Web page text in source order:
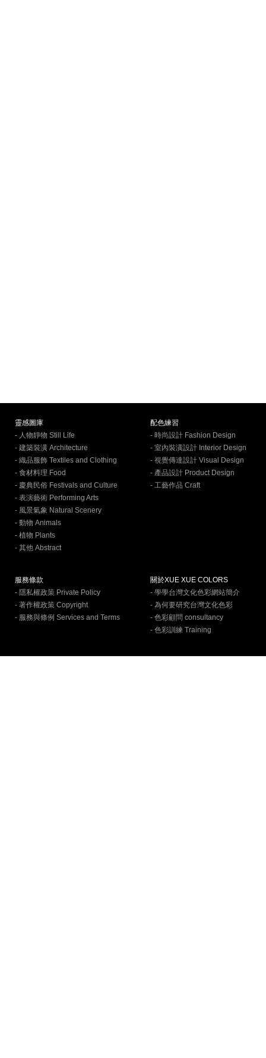
靈感圖庫
- 人物靜物 Still Life
- 建築裝潢 Architecture
- 織品服飾 Textiles and Clothing
- 食材料理 Food
- 慶典民俗 Festivals and Culture
- 表演藝術 Performing Arts
- 風景氣象 Natural Scenery
- 動物 Animals
- 植物 Plants
- 其他 Abstract
配色練習
- 時尚設計 Fashion Design
- 室內裝潢設計 Interior Design
- 視覺傳達設計 Visual Design
- 產品設計 Product Design
- 工藝作品 Craft
服務條款
- 隱私權政策 Private Policy
- 著作權政策 Copyright
- 服務與條例 Services and Terms
關於XUE XUE COLORS
- 學學台灣文化色彩網站簡介
- 為何要研究台灣文化色彩
- 色彩顧問 consultancy
- 色彩訓練 Training